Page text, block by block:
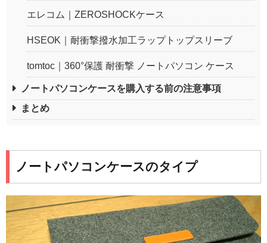
エレコム｜ZEROSHOCKケース
HSEOK｜耐衝撃撥水加工ラップトップスリーブ
tomtoc｜360°保護 耐衝撃 ノートパソコン ケース
ノートパソコンケースを購入する前の注意事項
まとめ
ノートパソコンケースのタイプ